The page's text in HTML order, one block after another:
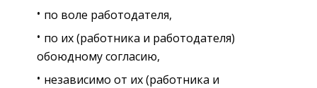
по воле работодателя,
по их (работника и работодателя)
обоюдному согласию,
независимо от их (работника и